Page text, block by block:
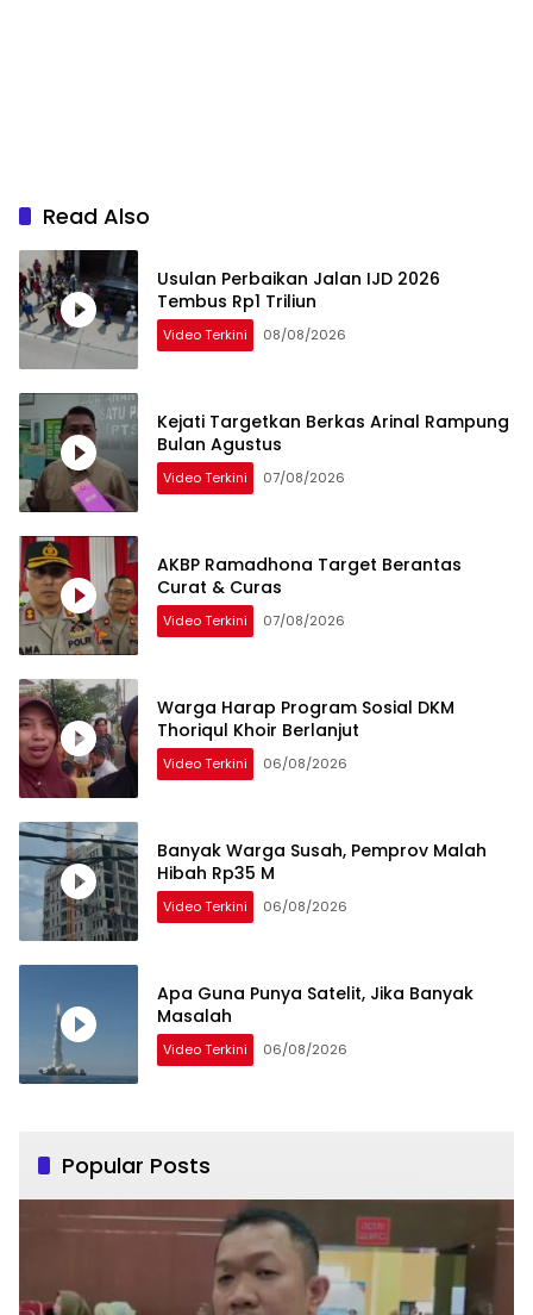
Read Also
Usulan Perbaikan Jalan IJD 2026
Tembus Rp1 Triliun
Video Terkini 08/08/2026
Kejati Targetkan Berkas Arinal Rampung
Bulan Agustus
Video Terkini 07/08/2026
AKBP Ramadhona Target Berantas
Curat & Curas
Video Terkini 07/08/2026
Warga Harap Program Sosial DKM
Thoriqul Khoir Berlanjut
Video Terkini 06/08/2026
Banyak Warga Susah, Pemprov Malah
Hibah Rp35 M
Video Terkini 06/08/2026
Apa Guna Punya Satelit, Jika Banyak
Masalah
Video Terkini 06/08/2026
Popular Posts